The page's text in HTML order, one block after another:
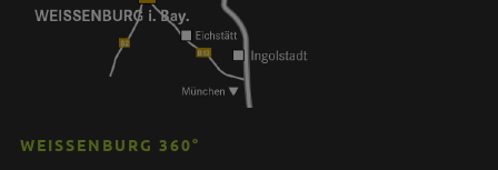
WEISSENBURG 360°